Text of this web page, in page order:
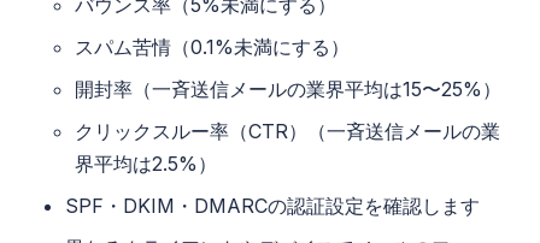
スパム苦情（0.1%未満にする）
開封率（一斉送信メールの業界平均は15〜25%）
クリックスルー率（CTR）（一斉送信メールの業
界平均は2.5%）
SPF・DKIM・DMARCの認証設定を確認します